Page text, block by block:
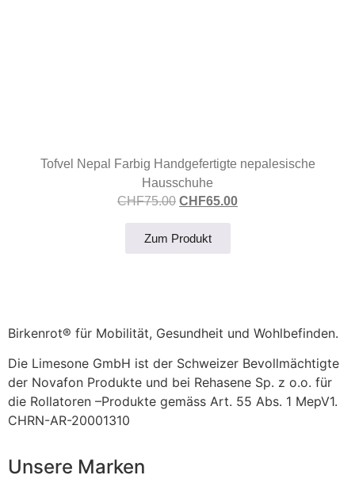
Tofvel Nepal Farbig Handgefertigte nepalesische
Hausschuhe
CHF75.00 CHF65.00
Zum Produkt
Birkenrot® für Mobilität, Gesundheit und Wohlbefinden.
Die Limesone GmbH ist der Schweizer Bevollmächtigte
der Novafon Produkte und bei Rehasene Sp. z o.o. für
die Rollatoren –Produkte gemäss Art. 55 Abs. 1 MepV1.
CHRN-AR-20001310
Unsere Marken